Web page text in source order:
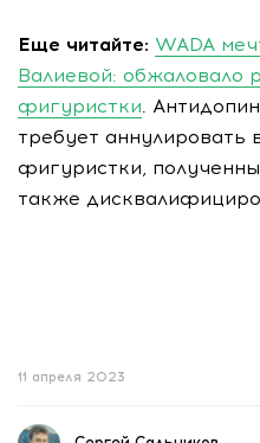
Еще читайте: WADA
Валиевой: обжаловало
фигуристки.
требует аннулировать
фигуристки,
также
11 апреля 2023